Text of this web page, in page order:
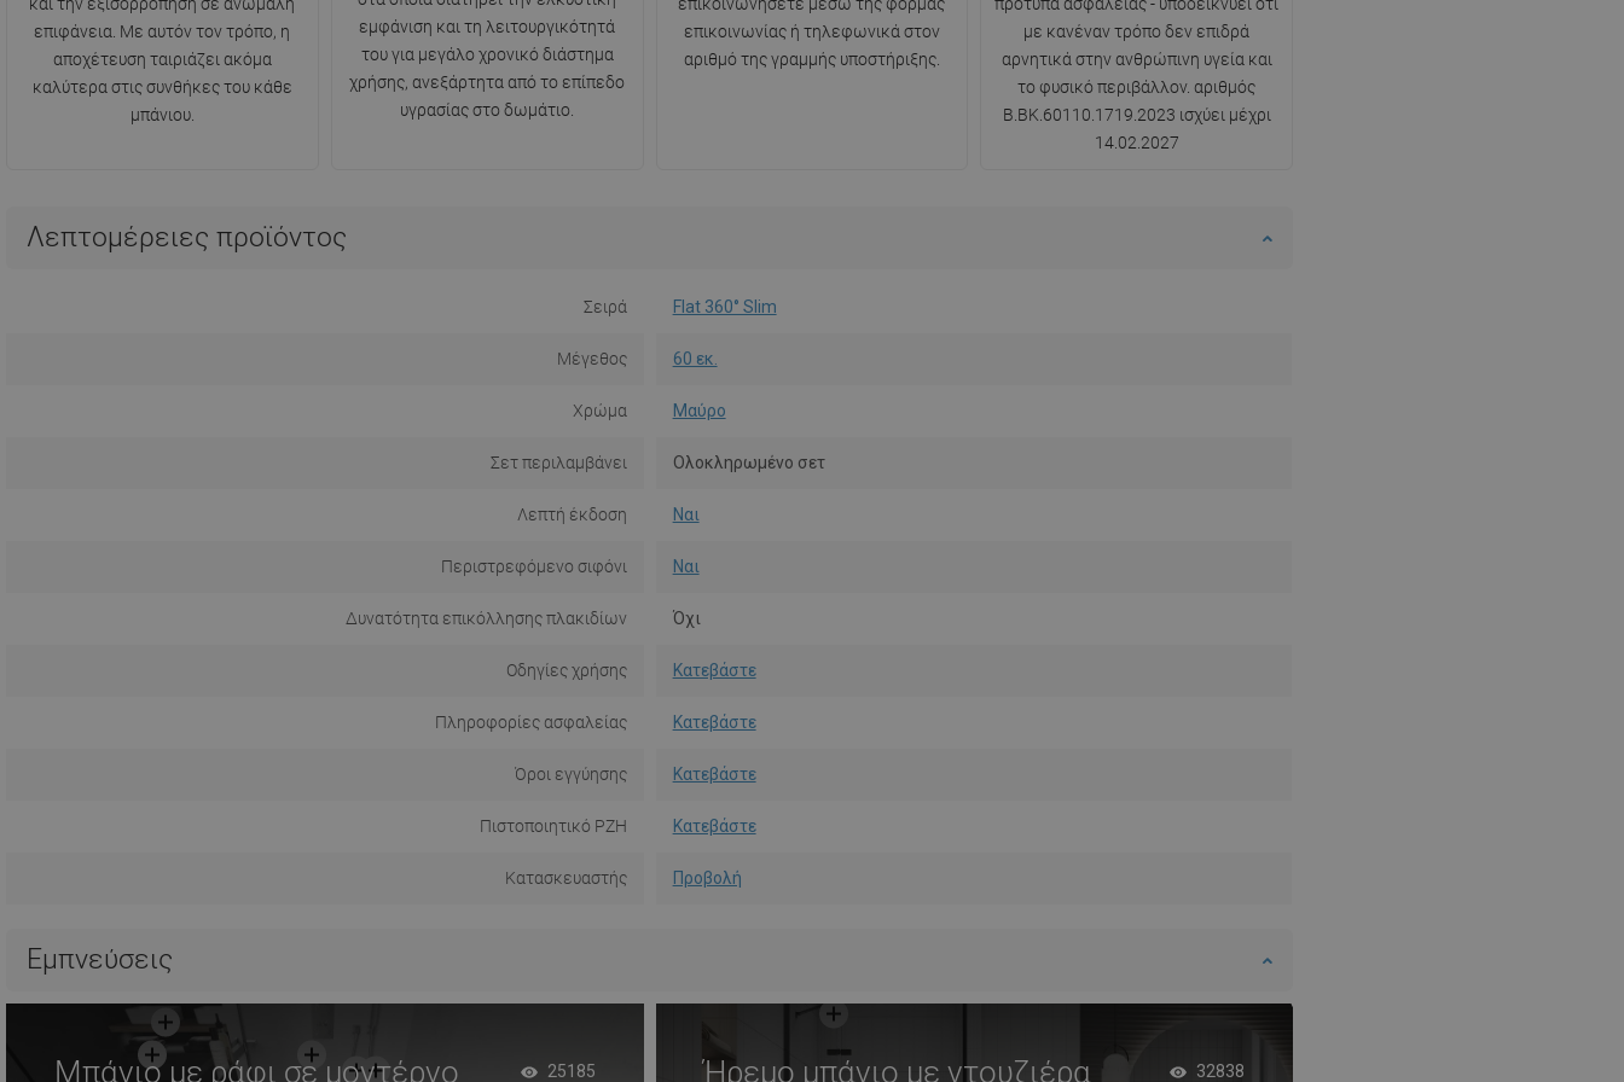
επιφάνεια. Με αυτόν τον τρόπο, η
αποχέτευση ταιριάζει ακόμα
καλύτερα στις συνθήκες του κάθε
μπάνιου.
εμφάνιση και τη λειτουργικότητά
του για μεγάλο χρονικό διάστημα
χρήσης, ανεξάρτητα από το επίπεδο
υγρασίας στο δωμάτιο.
επικοινωνίας ή τηλεφωνικά στον
αριθμό της γραμμής υποστήριξης.
με κανέναν τρόπο δεν επιδρά
αρνητικά στην ανθρώπινη υγεία και
το φυσικό περιβάλλον. αριθμός
B.BK.60110.1719.2023 ισχύει μέχρι
14.02.2027
Λεπτομέρειες προϊόντος
Σειρά Flat 360° Slim
Μέγεθος 60 εκ.
Χρώμα Μαύρο
Σετ περιλαμβάνει Ολοκληρωμένο σετ
Λεπτή έκδοση Ναι
Περιστρεφόμενο σιφόνι Ναι
Δυνατότητα επικόλλησης πλακιδίων Όχι
Οδηγίες χρήσης Κατεβάστε
Πληροφορίες ασφαλείας Κατεβάστε
Όροι εγγύησης Κατεβάστε
Πιστοποιητικό PZH Κατεβάστε
Κατασκευαστής Προβολή
Εμπνεύσεις
Μπάνιο με ράφι σε μοντέρνο 25185 Ήρεμο μπάνιο με ντουζιέρα 32838
SWEDISH
FINNISH
PORTUGUESE